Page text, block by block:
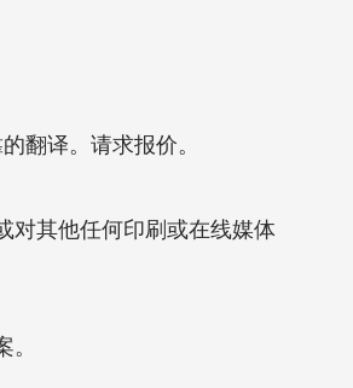
翻译。请求报价。
对其他任何印刷或在线媒体